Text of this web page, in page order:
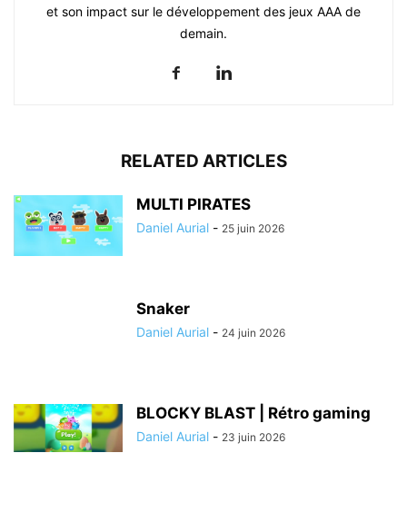
et son impact sur le développement des jeux AAA de
demain.
RELATED ARTICLES
MULTI PIRATES
Daniel Aurial - 25 juin 2026
Snaker
Daniel Aurial - 24 juin 2026
BLOCKY BLAST | Rétro gaming
Daniel Aurial - 23 juin 2026